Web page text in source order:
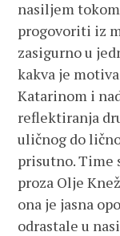
nasiljem
progovoriti iz
zasigurno u
kakva je
Katarinom i
reflektiranja
uličnog do
prisutno. Time
proza Olje
ona je jasna
odrastale u